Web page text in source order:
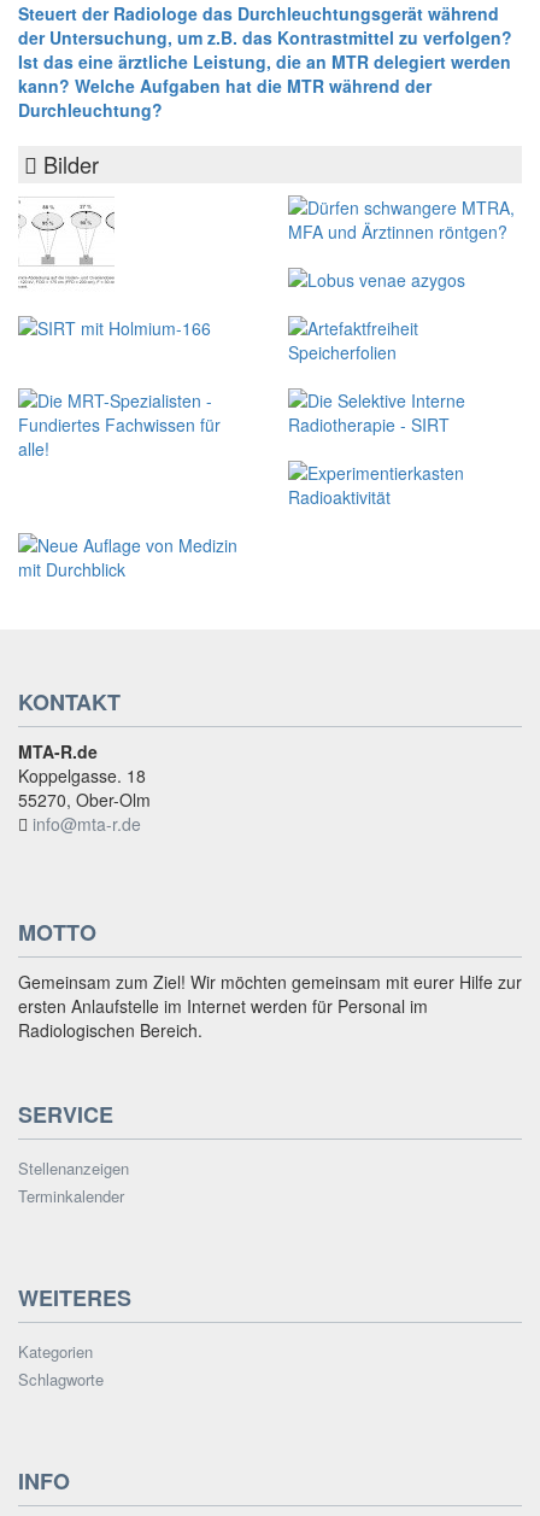
Steuert der Radiologe das Durchleuchtungsgerät während
der Untersuchung, um z.B. das Kontrastmittel zu verfolgen?
Ist das eine ärztliche Leistung, die an MTR delegiert werden
kann? Welche Aufgaben hat die MTR während der
Durchleuchtung?
Bilder
KONTAKT
MTA-R.de
Koppelgasse. 18
55270, Ober-Olm
info@mta-r.de
MOTTO
Gemeinsam zum Ziel! Wir möchten gemeinsam mit eurer Hilfe zur
ersten Anlaufstelle im Internet werden für Personal im
Radiologischen Bereich.
SERVICE
Stellenanzeigen
Terminkalender
WEITERES
Kategorien
Schlagworte
INFO